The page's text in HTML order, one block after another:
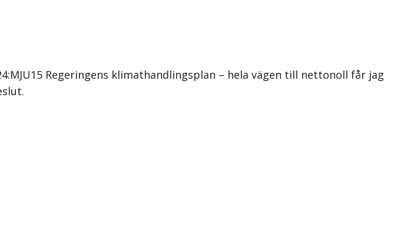
Regeringens klimathandlingsplan – hela vägen till nettonoll får jag